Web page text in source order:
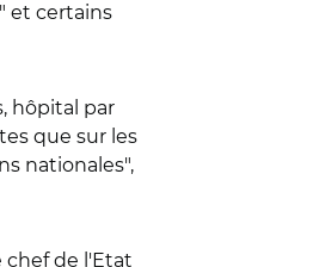
et certains
hôpital par
que sur les
nationales",
chef de l'Etat